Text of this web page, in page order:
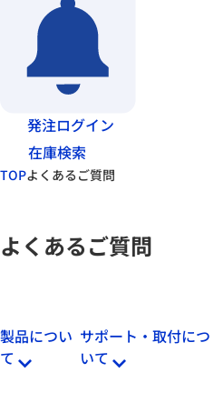
発注ログイン
在庫検索
TOPよくあるご質問
よくあるご質問
製品につい
て
サポート・取付につ
いて